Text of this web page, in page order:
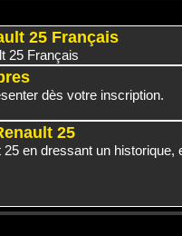
25 Français
25 Français
dès votre inscription.
25
en dressant un historique,